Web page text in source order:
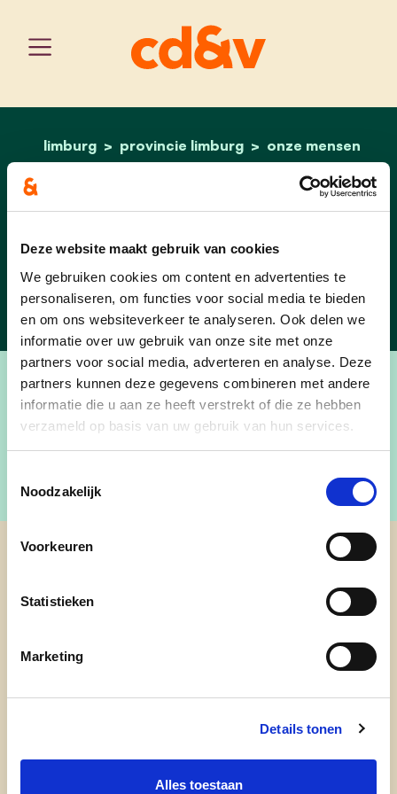
Deze website maakt gebruik van cookies
We gebruiken cookies om content en advertenties te
personaliseren, om functies voor social media te bieden
en om ons websiteverkeer te analyseren. Ook delen we
informatie over uw gebruik van onze site met onze
partners voor social media, adverteren en analyse. Deze
partners kunnen deze gegevens combineren met andere
informatie die u aan ze heeft verstrekt of die ze hebben
verzameld op basis van uw gebruik van hun services.
Noodzakelijk
Voorkeuren
Statistieken
Marketing
Details tonen
Alles toestaan
home
limburg provincie limburg onze mensen
heidi wuestebergs
Heidi Wuestebergs
12e opvolger - Vlaams
Parlement